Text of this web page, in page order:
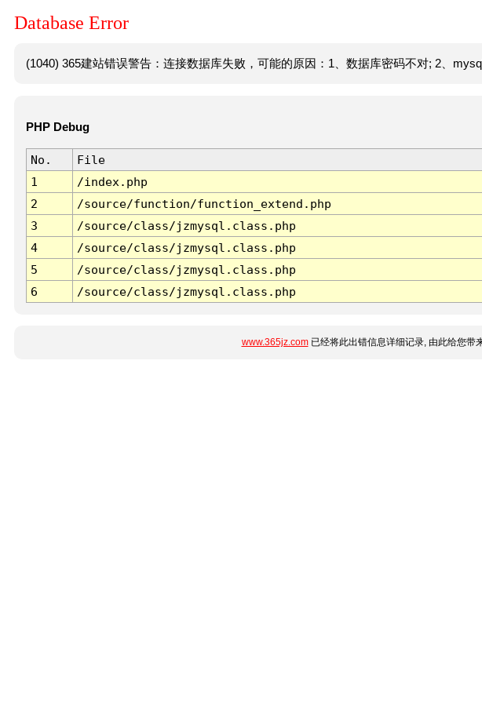
Database Error
(1040) 365建站错误警告：连接数据库失败，可能的原因：1、数据库密码不对; 2、mysql
PHP Debug
No. File
1
/index.php
2
/source/function/function_extend.php
3
/source/class/jzmysql.class.php
4
/source/class/jzmysql.class.php
5
/source/class/jzmysql.class.php
6
/source/class/jzmysql.class.php
www.365jz.com已经将此出错信息详细记录, 由此给您带